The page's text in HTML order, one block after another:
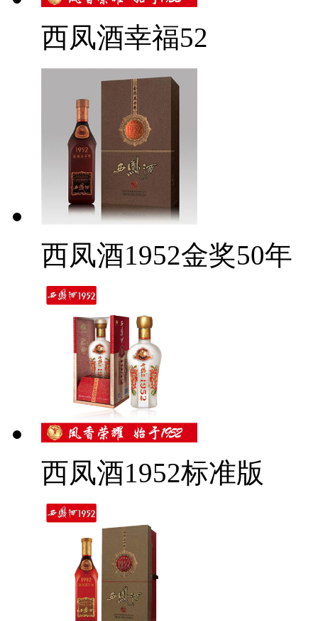
西凤酒幸福52
西凤酒1952金奖50年
西凤酒1952标准版